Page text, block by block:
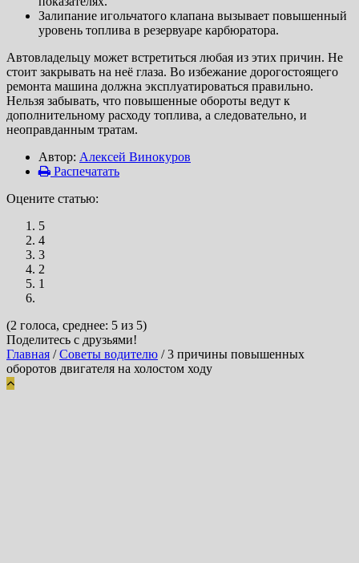
Залипание игольчатого клапана вызывает повышенный
уровень топлива в резервуаре карбюратора.
Автовладельцу может встретиться любая из этих причин. Не
стоит закрывать на неё глаза. Во избежание дорогостоящего
ремонта машина должна эксплуатироваться правильно.
Нельзя забывать, что повышенные обороты ведут к
дополнительному расходу топлива, а следовательно, и
неоправданным тратам.
Автор: Алексей Винокуров
Распечатать
Оцените статью:
5
4
3
2
1
(2 голоса, среднее: 5 из 5)
Поделитесь с друзьями!
Главная / Советы водителю / 3 причины повышенных
оборотов двигателя на холостом ходу